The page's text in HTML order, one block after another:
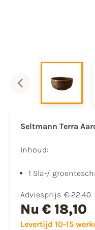
Seltmann Terra
Inhoud:
1 Sla-/
Adviesprijs € 22,40
Nu € 18,10
Levertijd 10-15